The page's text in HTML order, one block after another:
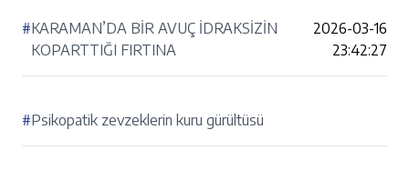
#KARAMAN’DA BİR AVUÇ İDRAKSİZİN
KOPARTTIĞI FIRTINA
2026-03-16
23:42:27
#Psikopatik zevzeklerin kuru gürültüsü